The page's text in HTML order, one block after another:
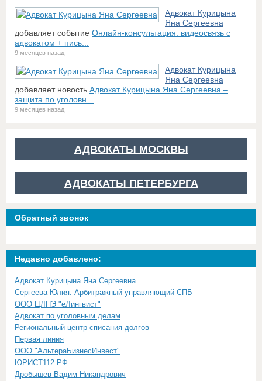
Адвокат Курицына
Яна Сергеевна
добавляет событие Онлайн-консультация: видеосвязь с
адвокатом + пись...
9 месяцев назад
Адвокат Курицына
Яна Сергеевна
добавляет новость Адвокат Курицына Яна Сергеевна –
защита по уголовн...
9 месяцев назад
АДВОКАТЫ МОСКВЫ
АДВОКАТЫ ПЕТЕРБУРГА
Обратный звонок
Недавно добавлено:
Адвокат Курицына Яна Сергеевна
Сергеева Юлия. Арбитражный управляющий СПБ
ООО ЦЛПЭ "еЛингвист"
Адвокат по уголовным делам
Региональный центр списания долгов
Первая линия
ООО "АльтераБизнесИнвест"
ЮРИСТ112.РФ
Дробышев Вадим Никандрович